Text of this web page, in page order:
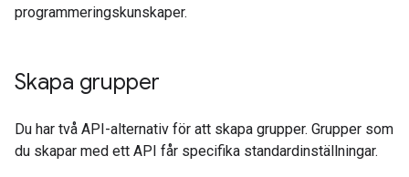
programmeringskunskaper.
Skapa grupper
Du har två API-alternativ för att skapa grupper. Grupper som
du skapar med ett API får specifika standardinställningar.